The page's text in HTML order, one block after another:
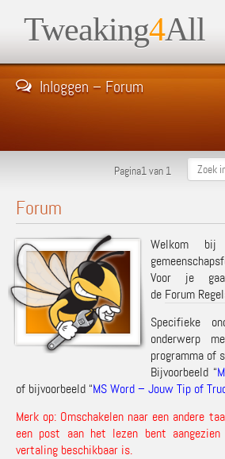
Tweaking4All
Inloggen – Forum
Pagina1 van 1
Forum
Welkom bij
Voor je
de Forum
Specifieke
onderwerp
programma of
Bijvoorbeeld “
of bijvoorbeeld “MS Word – Jouw Tip of
Merk op: Omschakelen naar een andere
een post aan het lezen bent
vertaling beschikbaar is.